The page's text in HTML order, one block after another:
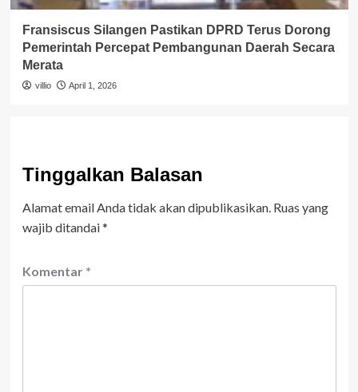
Fransiscus Silangen Pastikan DPRD Terus Dorong
Pemerintah Percepat Pembangunan Daerah Secara
Merata
villio April 1, 2026
Tinggalkan Balasan
Alamat email Anda tidak akan dipublikasikan. Ruas yang
wajib ditandai*
Komentar *